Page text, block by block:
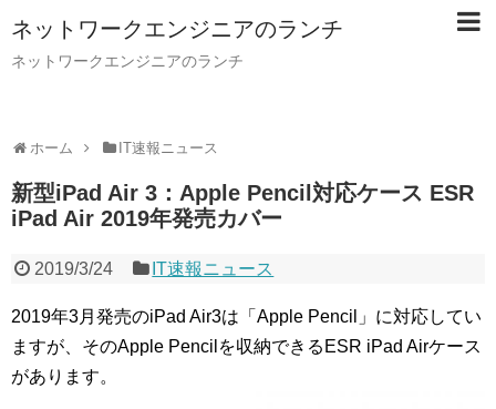
ネットワークエンジニアのランチ
ネットワークエンジニアのランチ
ホーム IT速報ニュース
新型iPad Air 3：Apple Pencil対応ケース ESR
iPad Air 2019年発売カバー
2019/3/24 IT速報ニュース
2019年3月発売のiPad Air3は「Apple Pencil」に対応してい
ますが、そのApple Pencilを収納できるESR iPad Airケース
があります。